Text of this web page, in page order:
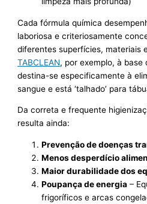
Cada fórmula química
laboriosa e criteriosamente
diferentes superfícies, materiais
TABCLEAN, por exemplo, à
destina-se especificamente à
sangue e está ‘talhado’ para
Da correta e frequente
resulta ainda:
Prevenção de doenças
Menos desperdício
Maior durabilidade dos
Poupança de energia –
frigoríficos e arcas